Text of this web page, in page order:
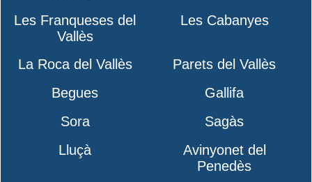
Les Franqueses del
Vallès
Les Cabanyes
La Roca del Vallès
Parets del Vallès
Begues
Gallifa
Sora
Sagàs
Lluçà
Avinyonet del
Penedès